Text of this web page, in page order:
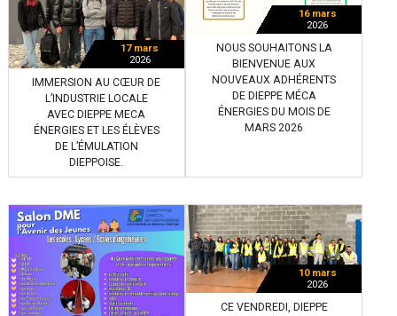
17 mars
2026
IMMERSION AU CŒUR DE
L’INDUSTRIE LOCALE
AVEC DIEPPE MECA
ÉNERGIES ET LES ÉLÈVES
DE L’ÉMULATION
DIEPPOISE.
16 mars
2026
NOUS SOUHAITONS LA
BIENVENUE AUX
NOUVEAUX ADHÉRENTS
DE DIEPPE MÉCA
ÉNERGIES DU MOIS DE
MARS 2026
10 mars
2026
CE VENDREDI, DIEPPE